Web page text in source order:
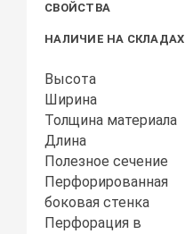
СВОЙСТВА
НАЛИЧИЕ НА СКЛАДАХ
Высота
Ширина
Толщина материала
Длина
Полезное сечение
Перфорированная
боковая стенка
Перфорация в